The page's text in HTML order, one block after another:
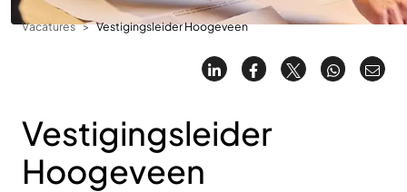
Vacatures Vestigingsleider Hoogeveen
Vestigingsleider
Hoogeveen